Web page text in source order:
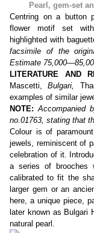
Pearl , gem-set
Centring on a button
flower motif set
highlighted with
facsimile of the
Estimate
LITERATURE AND
Mascetti,Bulgari,
examples of similar
NOTE:Accompanied
no.01763, stating that
Colour is of
jewels, reminiscent of
celebration of it.
a series of brooches
calibrated to fit the
larger gem or an
here, a unique piece,
later known as Bulgari
natural pearl.